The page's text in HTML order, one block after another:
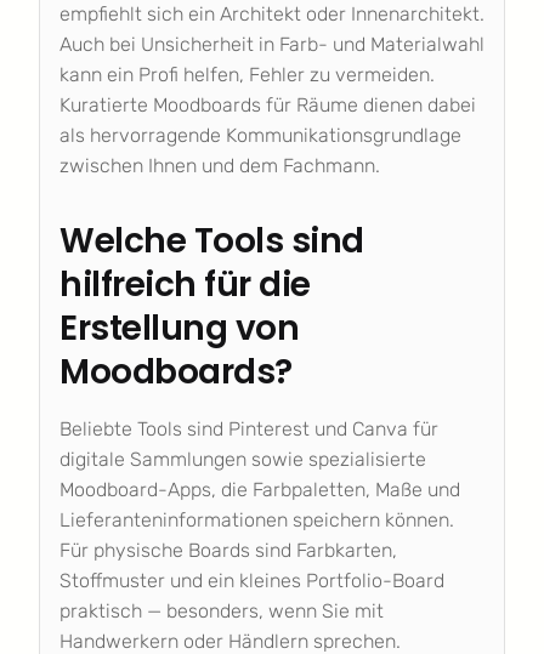
empfiehlt sich ein Architekt oder Innenarchitekt.
Auch bei Unsicherheit in Farb- und Materialwahl
kann ein Profi helfen, Fehler zu vermeiden.
Kuratierte Moodboards für Räume dienen dabei
als hervorragende Kommunikationsgrundlage
zwischen Ihnen und dem Fachmann.
Welche Tools sind
hilfreich für die
Erstellung von
Moodboards?
Beliebte Tools sind Pinterest und Canva für
digitale Sammlungen sowie spezialisierte
Moodboard-Apps, die Farbpaletten, Maße und
Lieferanteninformationen speichern können.
Für physische Boards sind Farbkarten,
Stoffmuster und ein kleines Portfolio-Board
praktisch — besonders, wenn Sie mit
Handwerkern oder Händlern sprechen.